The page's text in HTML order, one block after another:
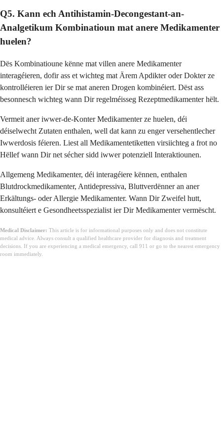
Q5. Kann ech Antihistamin-Decongestant-an-
Analgetikum Kombinatioun mat anere Medikamenter
huelen?
Dës Kombinatioune kënne mat villen anere Medikamenter
interagéieren, dofir ass et wichteg mat Ärem Apdikter oder Dokter ze
kontrolléieren ier Dir se mat aneren Drogen kombinéiert. Dëst ass
besonnesch wichteg wann Dir regelméisseg Rezeptmedikamenter hëlt.
Vermeit aner iwwer-de-Konter Medikamenter ze huelen, déi
déiselwecht Zutaten enthalen, well dat kann zu enger versehentlecher
Iwwerdosis féieren. Liest all Medikamentetiketten virsiichteg a frot no
Hëllef wann Dir net sécher sidd iwwer potenziell Interaktiounen.
Allgemeng Medikamenter, déi interagéiere kënnen, enthalen
Blutdrockmedikamenter, Antidepressiva, Bluttverdënner an aner
Erkältungs- oder Allergie Medikamenter. Wann Dir Zweifel hutt,
konsultéiert e Gesondheetsspezialist ier Dir Medikamenter vermëscht.
Medical Disclaimer: This article is for informational purposes only and does not constitute
medical advice. Always consult a qualified healthcare provider for diagnosis and treatment
decisions. If you are experiencing a medical emergency, call 911 or go to the nearest emergency
room immediately.